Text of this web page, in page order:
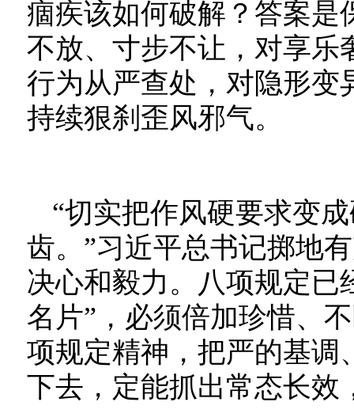
痼疾该如何破解？答案是
不放、寸步不让，对享乐
行为从严查处，对隐形变
持续狠刹歪风邪气。
“切实把作风硬要求变
齿。”习近平总书记掷地
决心和毅力。八项规定已
名片”，必须倍加珍惜、
项规定精神，把严的基调
下去，定能抓出常态长效